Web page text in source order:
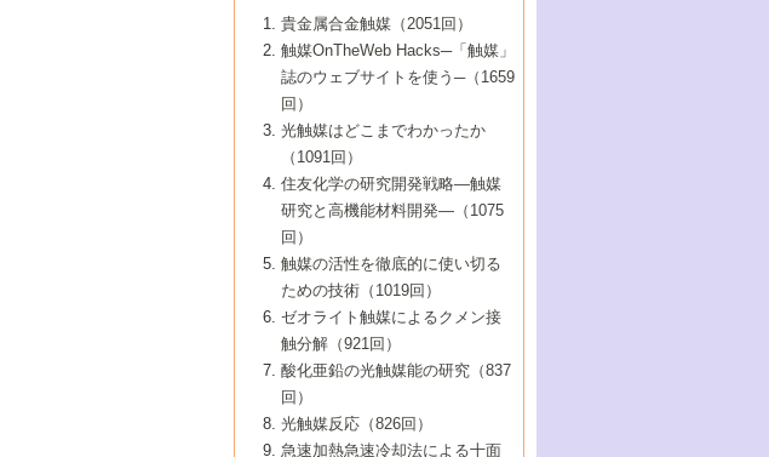
8号 高機能化ポリオレフィンに向けた重合
触媒の最近の進展
7号 持続可能社会実現のための触媒および
触媒関連技術
5号 若手会員による触媒研究の未来展望1：
企業編
6号 第102回触媒討論会
7号 触媒・化学反応における計算化学の進
8号 若手研究者による触媒研究の未来展望
2：大学・研究所編
5号 こんな物質，あんな物質―新たな触媒
の可能性―
7号 『結晶の化学』を活かした触媒研究
8号 イオン液体の応用
5号 水素製造・貯蔵のための触媒技術の新
しい展開
6号 第98回触媒討論会
7号 基礎化学品製造の触媒技術
8号 多機能型リアクター
4号 水分解用光触媒材料
5号 時間分解分光の進歩と応用
6号 第96回触媒討論会
8号 超臨界流体を用いた化学プロセスの新
2号 第93回触媒討論会
3号 特殊エネルギー場の触媒反応
4号 生体内における金属の触媒作用
5号 ファインケミカルズの展開に寄与する
6号 第94回触媒討論会
7号 サブナノレベルでみた新しい表面現象
8号 オレフィン重合触媒の新たな展
1号 なぜこの触媒が良いのか？
2号 第91回触媒討論会
3号 最近の自動車排ガス処理技術
4号 触媒研究の現状と将来─第90回触媒討論
5号 基礎化学品製造の触媒技術
6号 第92回触媒討論会
7号 基礎化学品製造の触媒技術
8号 資源の循環と触媒技術
▼44巻（2002年）
1号 高次制御された触媒の化学
2号 第89回触媒討論会
3号 触媒を利用した電気化学の新展開
4号 ナノ材料の調製と機能化
5号 こんな触媒が欲しい
6号 第90回触媒討論会
7号 触媒研究と学術雑誌/情報
8号 若い世代からみた触媒化学の現状と未
▼43巻（2001年）
1号 グリーンケミストリーと触媒
2号 第87回触媒討論会特集号
3号 生体触媒とバイオプロセス
4号 水素製造・利用の触媒化学
5号 触媒研究における新しい切り口：コン
ビナトリアルケミストリー
6号 第88回触媒討論会特集号
7号 企業における触媒研究のブレークスル
8号 この材料を触媒として使ってみません
▼42巻（2000年）
1号 触媒反応工学の明日を拓く
2号 第85回触媒討論会
3号 反応ダイナミクス
5号 触媒のおもしろさをどのように伝える
6号 第86回触媒討論会
7号 水素化精製触媒の新しい展開
8号 新しい反応性と機能性を目指した金属
クラスタ-化学
▼41巻（1999年）
1号 孔、穴、あな?-特異な空間とその利用-
2号 第83回触媒討論会
3号 均一系触媒反応最前線
4号 実用炭素材料の新展開
5号 研究の方法論を考える
7号 機能性金属材料と触媒
8号 触媒研究へのNMRの応用と展望
▼40巻（1998年）
進展と21世紀への提言/創立40周年記念・触
媒学会この10年の歩みとこれから/創立40周
2号 第81回触媒討論会
3号 計算機触媒化学へのさそい
4号 触媒劣化の制御と予測
5号 最新の実用プロセスと触媒
6号 第82回触媒討論会
1号 均一系と不均一系触媒反応-その特徴と
接点
2号 第79回触媒討論会
3号 最新NO除去触媒の実用化研究
4号 新しい反応場を目指した触媒調製
5号 反応・分離技術の新しい展開
6号 第80回触媒討論会
▼38巻（1996年）
1号 触媒の構造と触媒作用/C1化学を中心と
する21世紀への触媒
3号 オリンピックメダル:金・銀・銅はどん
な触媒作用を示すか
4号 触媒作用における機能の複合化
▼37巻（1995年）
1号 ファインケミカルズと固体触媒
2号 第75回触媒討論会
3号 希土類を利用した触媒
4号 触媒とリサイクル
5号 エネルギー変換触媒
▼36巻（1994年）
1号 電気化学と触媒
2号 第73回触媒討論会
3号 C4化学の展開
4号 《通常号》
▼35巻（1993年）
1号 工業触媒開発マニュアル―探索から工
業化まで
2号 第71回触媒討論会
▼34巻（1992年）
1号 インパクトを与えたこの研究
2号 第69回触媒討論会
▼33巻（1991年）
1号 触媒プロセス開発マニュアル―探索か
▼32巻（1990年）
貴金属合金触媒（2051回）
触媒OnTheWeb Hacks─「触媒」
誌のウェブサイトを使う─（1659
回）
光触媒はどこまでわかったか
（1091回）
住友化学の研究開発戦略―触媒
研究と高機能材料開発―（1075
回）
触媒の活性を徹底的に使い切る
ための技術（1019回）
ゼオライト触媒によるクメン接
触分解（921回）
酸化亜鉛の光触媒能の研究（837
回）
光触媒反応（826回）
急速加熱急速冷却法による十面